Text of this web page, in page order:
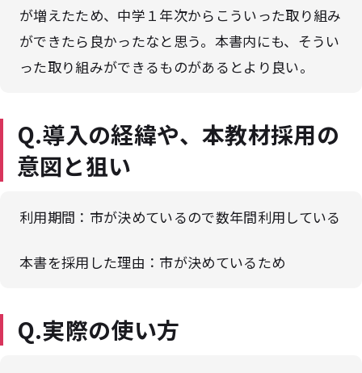
が増えたため、中学１年次からこういった取り組み
ができたら良かったなと思う。本書内にも、そうい
った取り組みができるものがあるとより良い。
Q.導入の経緯や、本教材採用の
意図と狙い
利用期間：市が決めているので数年間利用している
本書を採用した理由：市が決めているため
Q.実際の使い方